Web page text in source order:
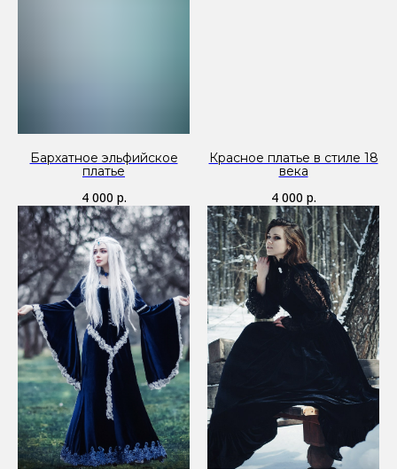
Бархатное эльфийское
платье
4 000 р.
Красное платье в стиле 18
века
4 000 р.